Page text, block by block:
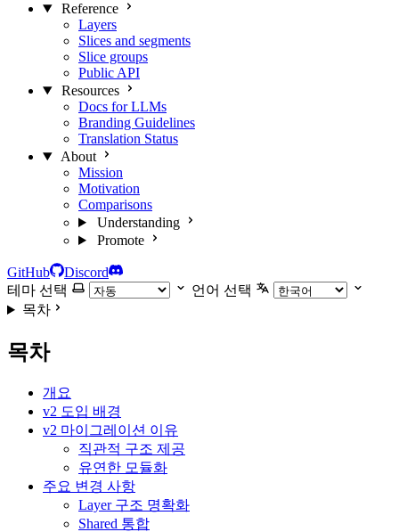
Reference
Layers
Slices and segments
Slice groups
Public API
Resources
Docs for LLMs
Branding Guidelines
Translation Status
About
Mission
Motivation
Comparisons
Understanding
Promote
GitHub
Discord
테마 선택
언어 선택
목차
목차
개요
v2 도입 배경
v2 마이그레이션 이유
직관적 구조 제공
유연한 모듈화
주요 변경 사항
Layer 구조 명확화
Shared 통합